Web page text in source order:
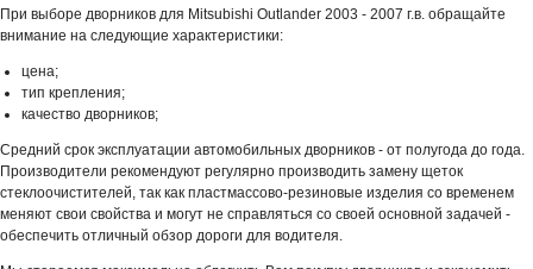
При выборе дворников для Mitsubishi Outlander 2003 - 2007 г.в. обращайте
внимание на следующие характеристики:
цена;
тип крепления;
качество дворников;
Средний срок эксплуатации автомобильных дворников - от полугода до года.
Производители рекомендуют регулярно производить замену щеток
стеклоочистителей, так как пластмассово-резиновые изделия со временем
меняют свои свойства и могут не справляться со своей основной задачей -
обеспечить отличный обзор дороги для водителя.